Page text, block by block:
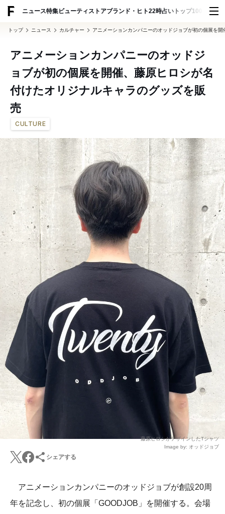
ニュース特集ビューティ ストアブランド・ヒト22時占い トップ100 スナッ
トップ ニュース カルチャー アニメーションカンパニーのオッドジョブが初の個展を
アニメーションカンパニーのオッドジ
ョブが初の個展を開催、藤原ヒロシが名
付けたオリジナルキャラのグッズを販
売
CULTURE
藤原ヒロシがデザインしたTシャツ
Image by: オッドジョブ
シェアする
アニメーションカンパニーのオッドジョブが創設20周
年を記念し、初の個展「GOODJOB」を開催する。会場